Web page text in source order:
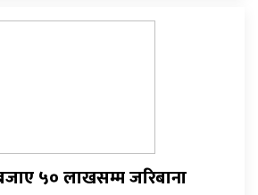
५० लाखसम्म जरिबाना